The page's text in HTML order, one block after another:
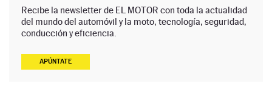
Recibe la newsletter de EL MOTOR con toda la actualidad
del mundo del automóvil y la moto, tecnología, seguridad,
conducción y eficiencia.
APÚNTATE